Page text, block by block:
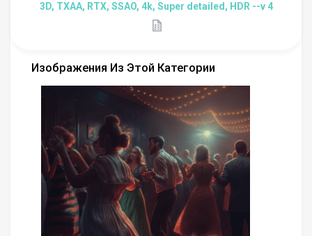
3D, TXAA, RTX, SSAO, 4k, Super detailed, HDR --v 4
Изображения Из Этой Категории